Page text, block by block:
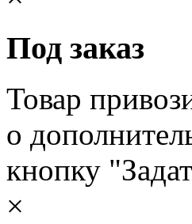
Под заказ
Товар
о
кнопку
×